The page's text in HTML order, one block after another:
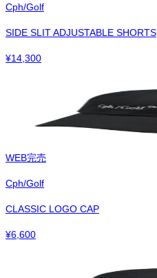
Cph/Golf
SIDE SLIT ADJUSTABLE SHORTS
¥14,300
WEB完売
Cph/Golf
CLASSIC LOGO CAP
¥6,600